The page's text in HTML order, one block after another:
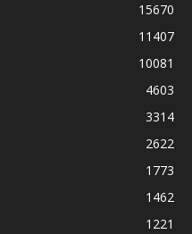
15670
11407
10081
4603
3314
2622
1773
1462
1221